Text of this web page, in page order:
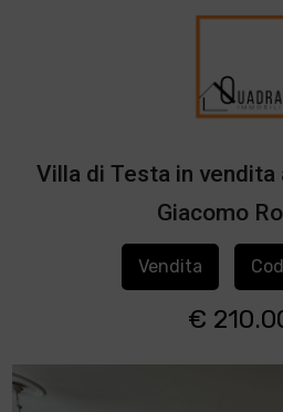
Villa di Testa in vendita
Giacomo
Vendita
€